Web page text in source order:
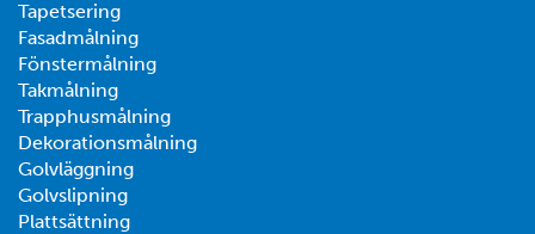
14
Tapetsering
Fasadmålning
Fönstermålning
Takmålning
Trapphusmålning
Dekorationsmålning
Golvläggning
Golvslipning
Plattsättning